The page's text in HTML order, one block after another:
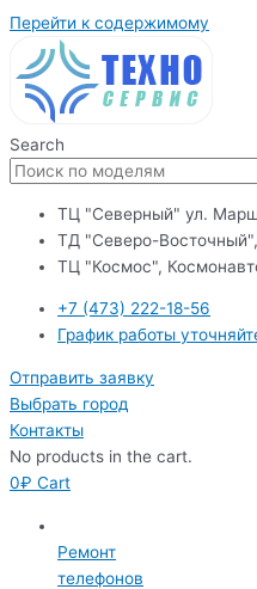
Перейти к содержимому
Search
ТЦ "Северный" ул.
ТД "Северо-
ТЦ "Космос",
+7 (473) 222-18-56
График работы
Отправить заявку
Выбрать город
Контакты
No products in the cart.
0₽ Cart
Ремонт
телефонов